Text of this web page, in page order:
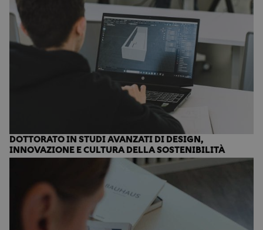
DOTTORATO IN STUDI AVANZATI DI DESIGN,
INNOVAZIONE E CULTURA DELLA SOSTENIBILITÀ